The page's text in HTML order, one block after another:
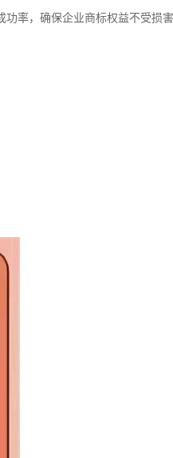
率，确保企业商标权益不受损害